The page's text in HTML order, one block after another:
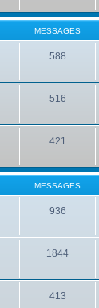
MESSAGES
588
516
421
MESSAGES
936
1844
413